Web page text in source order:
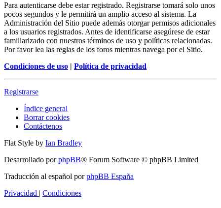
Para autenticarse debe estar registrado. Registrarse tomará solo unos
pocos segundos y le permitirá un amplio acceso al sistema. La
Administración del Sitio puede además otorgar permisos adicionales
a los usuarios registrados. Antes de identificarse asegúrese de estar
familiarizado con nuestros términos de uso y políticas relacionadas.
Por favor lea las reglas de los foros mientras navega por el Sitio.
Condiciones de uso | Política de privacidad
Registrarse
Índice general
Borrar cookies
Contáctenos
Flat Style by Ian Bradley
Desarrollado porphpBB® Forum Software © phpBB Limited
Traducción al español porphpBB España
Privacidad | Condiciones